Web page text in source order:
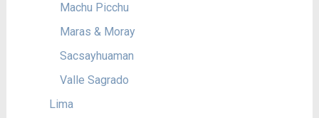
Machu Picchu
Maras & Moray
Sacsayhuaman
Valle Sagrado
Lima